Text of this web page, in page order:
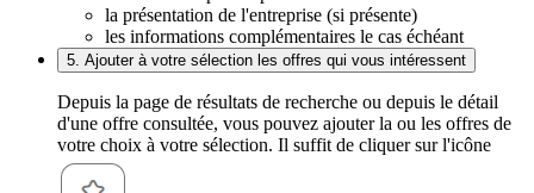
la présentation de l'entreprise (si présente)
les informations complémentaires le cas échéant
5. Ajouter à votre sélection les offres qui vous intéressent
Depuis la page de résultats de recherche ou depuis le détail
d'une offre consultée, vous pouvez ajouter la ou les offres de
votre choix à votre sélection. Il suffit de cliquer sur l'icône